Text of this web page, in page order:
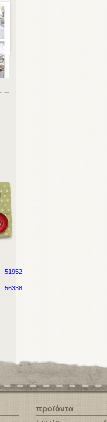
51952
56338
προϊόντα